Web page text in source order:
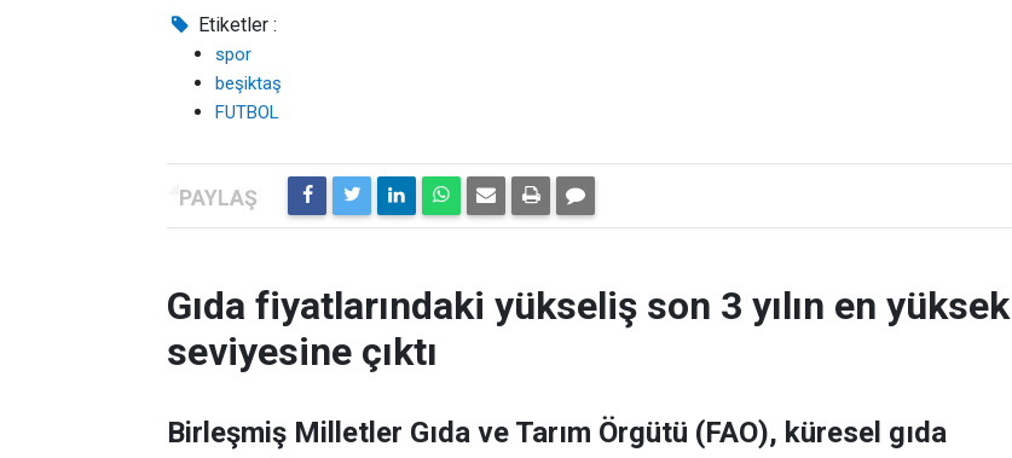
Etiketler :
spor
beşiktaş
FUTBOL
Gıda fiyatlarındaki yükseliş son 3 yılın en yüksek
seviyesine çıktı
Birleşmiş Milletler Gıda ve Tarım Örgütü (FAO), küresel gıda